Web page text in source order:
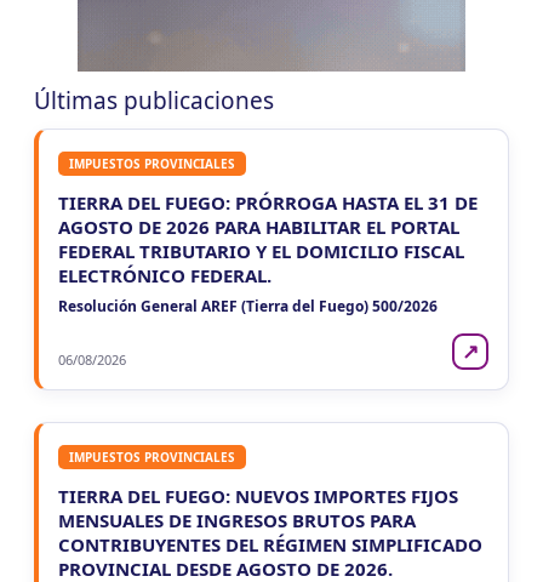
CUIT 0-1-2-3-…
10 Agentes SIRCAR 2a Quinc
CUIT 5-6-7-8-9-…
LUN
10 NACIONAL
Casas Particulares F102/RT
10
CUIT 1-2-3-…
Últimas publicaciones
IMPUESTOS PROVINCIALES
TIERRA DEL FUEGO: PRÓRROGA HASTA EL 31 DE
AGOSTO DE 2026 PARA HABILITAR EL PORTAL
FEDERAL TRIBUTARIO Y EL DOMICILIO FISCAL
ELECTRÓNICO FEDERAL.
Resolución General AREF (Tierra del Fuego) 500/2026
06/08/2026 ↗
IMPUESTOS PROVINCIALES
TIERRA DEL FUEGO: NUEVOS IMPORTES FIJOS
MENSUALES DE INGRESOS BRUTOS PARA
CONTRIBUYENTES DEL RÉGIMEN SIMPLIFICADO
PROVINCIAL DESDE AGOSTO DE 2026.